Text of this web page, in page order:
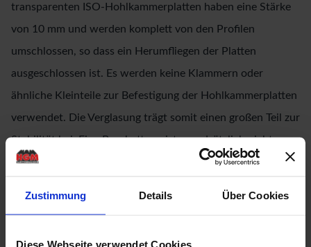
Zustimmung Details Über Cookies
Diese Webseite verwendet Cookies
transparenten ISO-Hohlkammerplatten haben eine Stärke
von 10 mm und werden komplett von den Profilen
umschlossen, so dass ein Herumfliegen der Platten
ausgeschlossen ist. Es werden keine Klammern oder
ähnliche Kleinteile zur Befestigung der Hohlkammerplatten
verwendet. Die Verglasung trägt somit einen großen Teil zur
Stabilität bei. Eine Beschattung ist grundsätzlich nicht
erforderlich, da keine UV-Strahlen durch die